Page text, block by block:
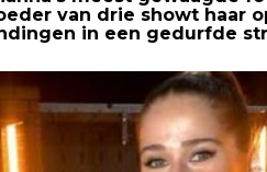
van drie showt haar
in een gedurfde